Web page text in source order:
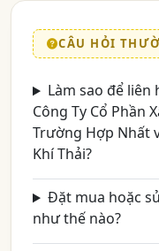
CÂU HỎI
Làm sao để
Công Ty Cổ Phần
Trường Hợp Nhất
Khí Thải?
Đặt mua hoặc
như thế nào?